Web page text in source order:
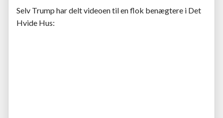
Selv Trump har delt videoen til en flok benægtere i Det
Hvide Hus: